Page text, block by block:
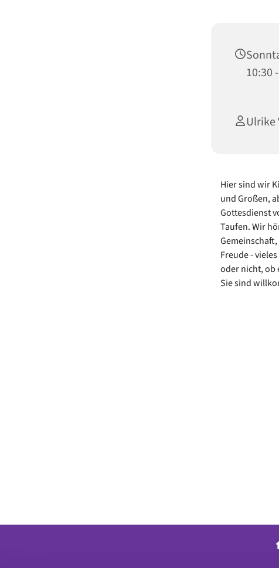
10:30
Ulrike
Hier sind wir
und Großen,
Gottesdienst
Taufen. Wir
Freude -
oder nicht, ob
Sie sind